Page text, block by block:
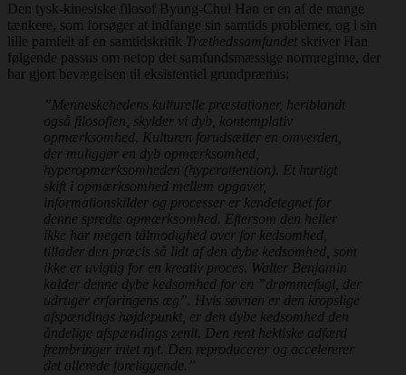
Den tysk-kinesiske filosof Byung-Chul Han er en af de mange
tænkere, som forsøger at indfange sin samtids problemer, og i sin
lille pamfelt af en samtidskritik Træthedssamfundet skriver Han
følgende passus om netop det samfundsmæssige normregime, der
har gjort bevægelsen til eksistentiel grundpræmis:
”Menneskehedens kulturelle præstationer, heriblandt
også filosofien, skylder vi dyb, kontemplativ
opmærksomhed. Kulturen forudsætter en omverden,
der muliggør en dyb opmærksomhed,
hyperopmærksomheden (hyperattention). Et hurtigt
skift i opmærksomhed mellem opgaver,
informationskilder og processer er kendetegnet for
denne spredte opmærksomhed. Eftersom den heller
ikke har megen tålmodighed over for kedsomhed,
tillader den præcis så lidt af den dybe kedsomhed, som
ikke er uvigtig for en kreativ proces. Walter Benjamin
kalder denne dybe kedsomhed for en ”drømmefugl, der
udruger erfaringens æg”. Hvis søvnen er den kropslige
afspændings højdepunkt, er den dybe kedsomhed den
åndelige afspændings zenit. Den rent hektiske adfærd
frembringer intet nyt. Den reproducerer og accelererer
det allerede foreliggende.”